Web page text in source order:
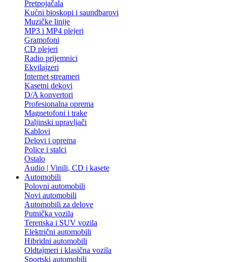
Pretpojačala
Kućni bioskopi i saundbarovi
Muzičke linije
MP3 i MP4 plejeri
Gramofoni
CD plejeri
Radio prijemnici
Ekvilajzeri
Internet streameri
Kasetni dekovi
D/A konvertori
Profesionalna oprema
Magnetofoni i trake
Daljinski upravljači
Kablovi
Delovi i oprema
Police i stalci
Ostalo
Audio | Vinili, CD i kasete
Automobili
Polovni automobili
Novi automobili
Automobili za delove
Putnička vozila
Terenska i SUV vozila
Električni automobili
Hibridni automobili
Oldtajmeri i klasična vozila
Sportski automobili